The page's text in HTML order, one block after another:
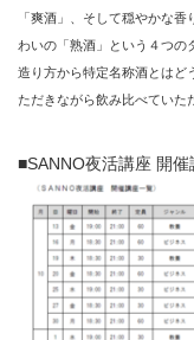
「爽酒」、そして穏やかな
わいの「熟酒」という４つの
造り方から特定名称酒とはど
ただきながら飲み比べていた
■SANNO夜活講座 開催